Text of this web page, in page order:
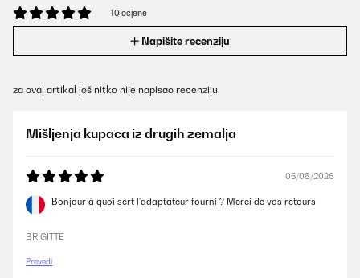
10 ocjene
Napišite recenziju
za ovaj artikal još nitko nije napisao recenziju
Mišljenja kupaca iz drugih zemalja
05/08/2026
Bonjour à quoi sert l'adaptateur fourni ? Merci de vos retours
BRIGITTE
Prevedi